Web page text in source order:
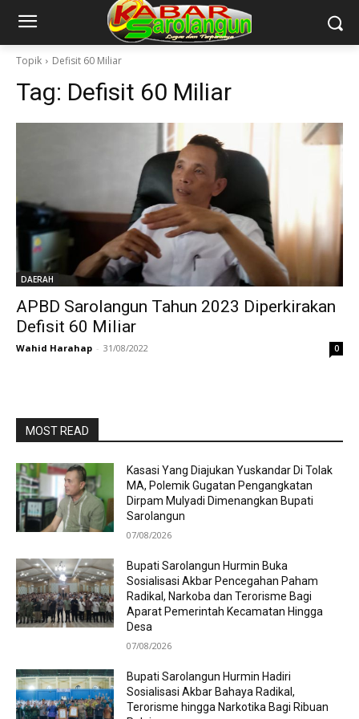
Topik Defisit 60 Miliar
Tag: Defisit 60 Miliar
DAERAH
APBD Sarolangun Tahun 2023 Diperkirakan
Defisit 60 Miliar
Wahid Harahap - 31/08/2022 0
MOST READ
Kasasi Yang Diajukan Yuskandar Di Tolak
MA, Polemik Gugatan Pengangkatan
Dirpam Mulyadi Dimenangkan Bupati
Sarolangun
07/08/2026
Bupati Sarolangun Hurmin Buka
Sosialisasi Akbar Pencegahan Paham
Radikal, Narkoba dan Terorisme Bagi
Aparat Pemerintah Kecamatan Hingga
Desa
07/08/2026
Bupati Sarolangun Hurmin Hadiri
Sosialisasi Akbar Bahaya Radikal,
Terorisme hingga Narkotika Bagi Ribuan